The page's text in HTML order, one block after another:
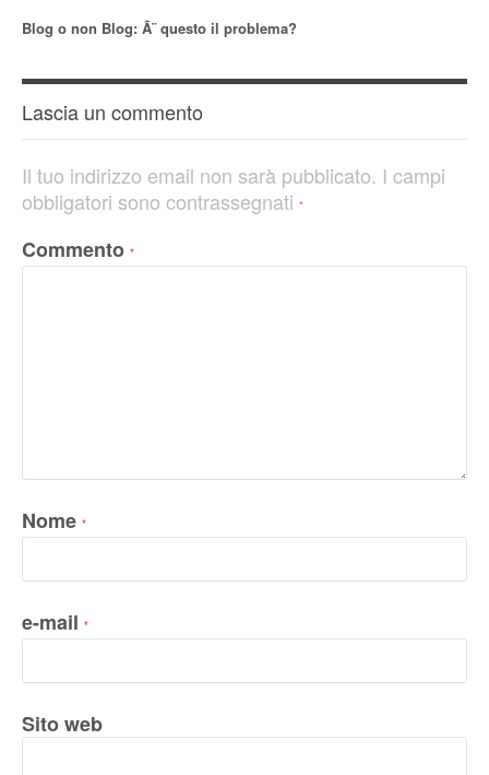
Blog o non Blog: Ã¨ questo il problema?
Lascia un commento
Il tuo indirizzo email non sarà pubblicato. I campi
obbligatori sono contrassegnati *
Commento *
Nome *
e-mail *
Sito web